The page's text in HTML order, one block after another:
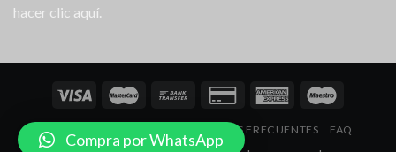
hacer clic aquí.
NOSOTROS PREGUNTAS FRECUENTES FAQ
Compra por WhatsApp